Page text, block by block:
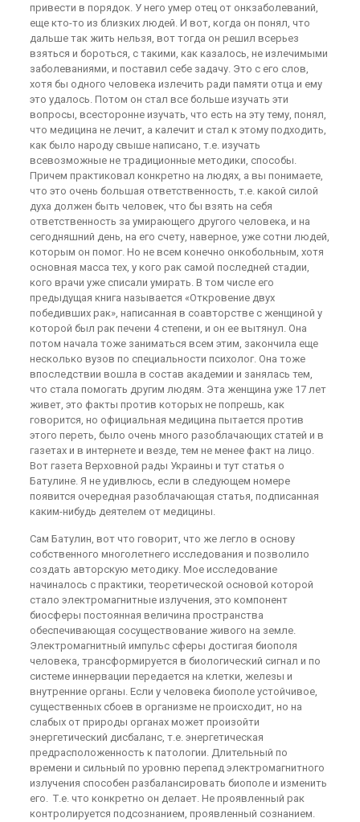
привести в порядок. У него умер отец от онкзаболеваний,
еще кто-то из близких людей. И вот, когда он понял, что
дальше так жить нельзя, вот тогда он решил всерьез
взяться и бороться, с такими, как казалось, не излечимыми
заболеваниями, и поставил себе задачу. Это с его слов,
хотя бы одного человека излечить ради памяти отца и ему
это удалось. Потом он стал все больше изучать эти
вопросы, всесторонне изучать, что есть на эту тему, понял,
что медицина не лечит, а калечит и стал к этому подходить,
как было народу свыше написано, т.е. изучать
всевозможные не традиционные методики, способы.
Причем практиковал конкретно на людях, а вы понимаете,
что это очень большая ответственность, т.е. какой силой
духа должен быть человек, что бы взять на себя
ответственность за умирающего другого человека, и на
сегодняшний день, на его счету, наверное, уже сотни людей,
которым он помог. Но не всем конечно онкобольным, хотя
основная масса тех, у кого рак самой последней стадии,
кого врачи уже списали умирать. В том числе его
предыдущая книга называется «Откровение двух
победивших рак», написанная в соавторстве с женщиной у
которой был рак печени 4 степени, и он ее вытянул. Она
потом начала тоже заниматься всем этим, закончила еще
несколько вузов по специальности психолог. Она тоже
впоследствии вошла в состав академии и занялась тем,
что стала помогать другим людям. Эта женщина уже 17 лет
живет, это факты против которых не попрешь, как
говорится, но официальная медицина пытается против
этого переть, было очень много разоблачающих статей и в
газетах и в интернете и везде, тем не менее факт на лицо.
Вот газета Верховной рады Украины и тут статья о
Батулине. Я не удивлюсь, если в следующем номере
появится очередная разоблачающая статья, подписанная
каким-нибудь деятелем от медицины.
Сам Батулин, вот что говорит, что же легло в основу
собственного многолетнего исследования и позволило
создать авторскую методику. Мое исследование
начиналось с практики, теоретической основой которой
стало электромагнитные излучения, это компонент
биосферы постоянная величина пространства
обеспечивающая сосуществование живого на земле.
Электромагнитный импульс сферы достигая биополя
человека, трансформируется в биологический сигнал и по
системе иннервации передается на клетки, железы и
внутренние органы. Если у человека биополе устойчивое,
существенных сбоев в организме не происходит, но на
слабых от природы органах может произойти
энергетический дисбаланс, т.е. энергетическая
предрасположенность к патологии. Длительный по
времени и сильный по уровню перепад электромагнитного
излучения способен разбалансировать биополе и изменить
его. Т.е. что конкретно он делает. Не проявленный рак
контролируется подсознанием, проявленный сознанием.